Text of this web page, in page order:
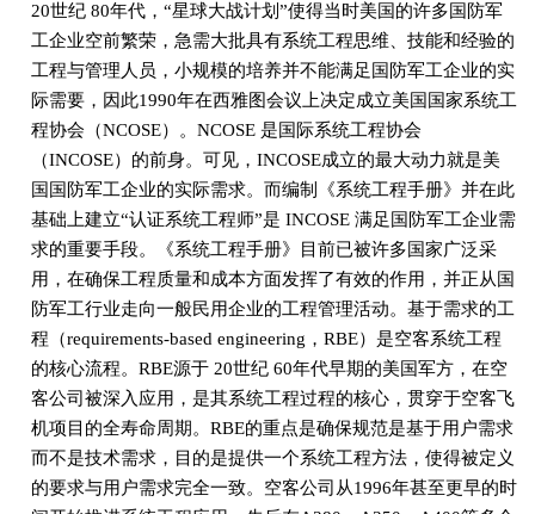
20世纪 80年代，“星球大战计划”使得当时美国的许多国防军
工企业空前繁荣，急需大批具有系统工程思维、技能和经验的
工程与管理人员，小规模的培养并不能满足国防军工企业的实
际需要，因此1990年在西雅图会议上决定成立美国国家系统工
程协会（NCOSE）。NCOSE 是国际系统工程协会
（INCOSE）的前身。可见，INCOSE成立的最大动力就是美
国国防军工企业的实际需求。而编制《系统工程手册》并在此
基础上建立“认证系统工程师”是 INCOSE 满足国防军工企业需
求的重要手段。《系统工程手册》目前已被许多国家广泛采
用，在确保工程质量和成本方面发挥了有效的作用，并正从国
防军工行业走向一般民用企业的工程管理活动。基于需求的工
程（requirements-based engineering，RBE）是空客系统工程
的核心流程。RBE源于 20世纪 60年代早期的美国军方，在空
客公司被深入应用，是其系统工程过程的核心，贯穿于空客飞
机项目的全寿命周期。RBE的重点是确保规范是基于用户需求
而不是技术需求，目的是提供一个系统工程方法，使得被定义
的要求与用户需求完全一致。空客公司从1996年甚至更早的时